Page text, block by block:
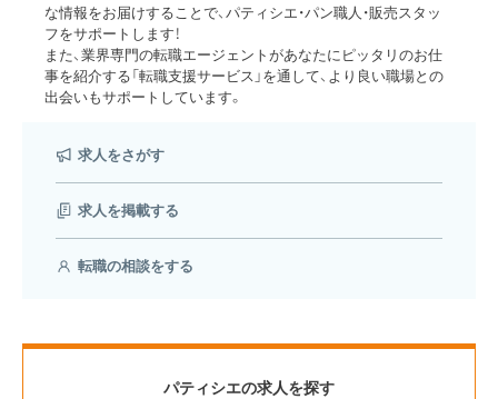
な情報をお届けすることで、パティシエ・パン職人・販売スタッ
フをサポートします！
また、業界専門の転職エージェントがあなたにピッタリのお仕
事を紹介する「転職支援サービス」を通して、より良い職場との
出会いもサポートしています。
求人をさがす
求人を掲載する
転職の相談をする
パティシエの求人を探す